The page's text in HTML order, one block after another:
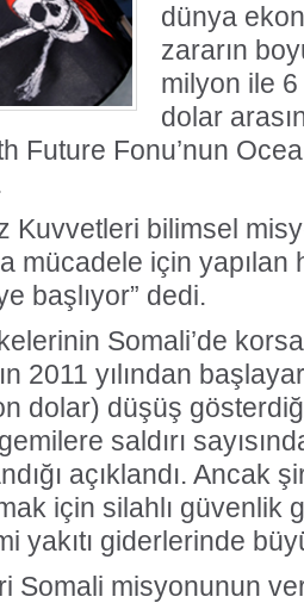
dünya
zararın
milyon ile
dolar
Future Fonu’nun
Kuvvetleri bilimsel
mücadele için yapılan
başlıyor” dedi.
Somali’de
2011 yılından
dolar) düşüş
saldırı
açıklandı. Ancak
için silahlı güvenlik
yakıtı giderlerinde
Somali misyonunun